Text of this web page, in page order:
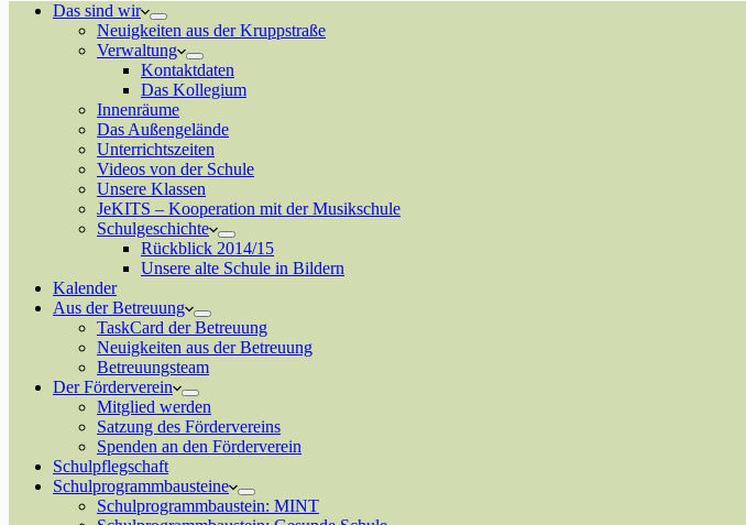
Das sind wir
Neuigkeiten aus der Kruppstraße
Verwaltung
Kontaktdaten
Das Kollegium
Innenräume
Das Außengelände
Unterrichtszeiten
Videos von der Schule
Unsere Klassen
JeKITS – Kooperation mit der Musikschule
Schulgeschichte
Rückblick 2014/15
Unsere alte Schule in Bildern
Kalender
Aus der Betreuung
TaskCard der Betreuung
Neuigkeiten aus der Betreuung
Betreuungsteam
Der Förderverein
Mitglied werden
Satzung des Fördervereins
Spenden an den Förderverein
Schulpflegschaft
Schulprogrammbausteine
Schulprogrammbaustein: MINT